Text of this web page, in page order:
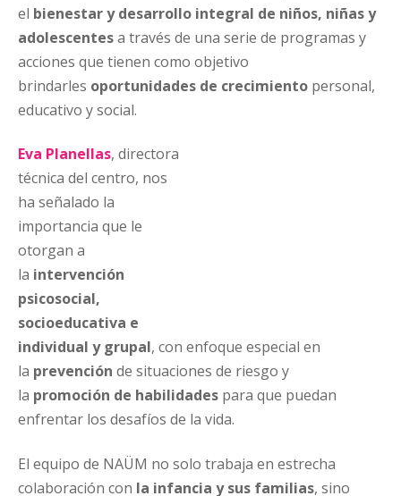
el bienestar y desarrollo integral de niños, niñas y
adolescentesa través de una serie de programas y
acciones que tienen como objetivo
brindarles oportunidades de crecimiento personal,
educativo y social.
Eva Planellas, directora
técnica del centro, nos
ha señalado la
importancia que le
otorgan a
la intervención
psicosocial,
socioeducativa e
individual y grupal, con enfoque especial en
la prevención de situaciones de riesgo y
la promoción de habilidades para que puedan
enfrentar los desafíos de la vida.
El equipo de NAÜM no solo trabaja en estrecha
colaboración con la infancia y sus familias, sino